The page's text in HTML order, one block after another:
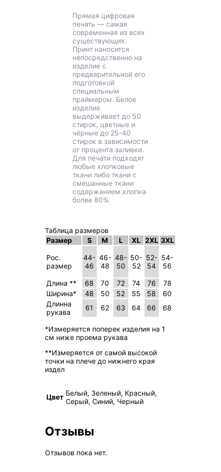
Прямая цифровая
печать — самая
современная из всех
существующих.
Принт наносится
непосредственно на
изделие с
предварительной его
подготовкой
специальным
праймером. Белое
изделие
выдерживает до 50
стирок, цветные и
чёрные до 25-40
стирок в зависимости
от процента заливки.
Для печати подходят
любые хлопковые
ткани либо ткани с
смешанные ткани
содержанием хлопка
более 80%
Таблица размеров
Размер
S M L XL 2XL 3XL
Рос.
размер
44-
46
46-
48
48-
50
50-
52
52-
54
54-
56
Длина ** 68 70 72 74 76
78
Ширина*
48 50 52 55 58
60
Длинна
рукава
61 62 63 64 66 68
*Измеряется поперек изделия на 1
см ниже проема рукава
**Измеряется от самой высокой
точки на плече до нижнего края
издел
Цвет Белый, Зеленый, Красный,
Серый, Синий, Черный
Отзывы
Отзывов пока нет.